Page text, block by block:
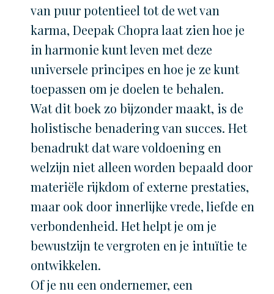
van puur potentieel tot de wet van
karma, Deepak Chopra laat zien hoe je
in harmonie kunt leven met deze
universele principes en hoe je ze kunt
toepassen om je doelen te behalen.
Wat dit boek zo bijzonder maakt, is de
holistische benadering van succes. Het
benadrukt dat ware voldoening en
welzijn niet alleen worden bepaald door
materiële rijkdom of externe prestaties,
maar ook door innerlijke vrede, liefde en
verbondenheid. Het helpt je om je
bewustzijn te vergroten en je intuïtie te
ontwikkelen.
Of je nu een ondernemer, een